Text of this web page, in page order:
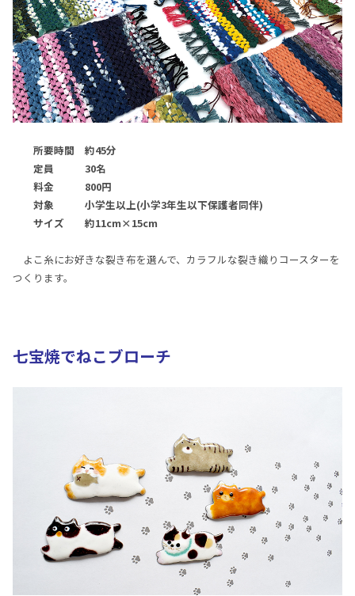
所要時間 約45分
定員 30名
料金 800円
対象 小学生以上(小学3年生以下保護者同伴)
サイズ 約11cm×15cm
よこ糸にお好きな裂き布を選んで、カラフルな裂き織りコースターを
つくります。
七宝焼でねこブローチ